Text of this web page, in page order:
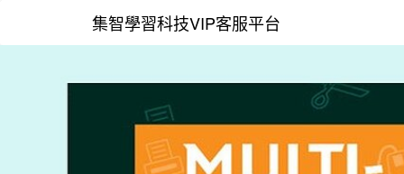
集智學習科技VIP客服平台